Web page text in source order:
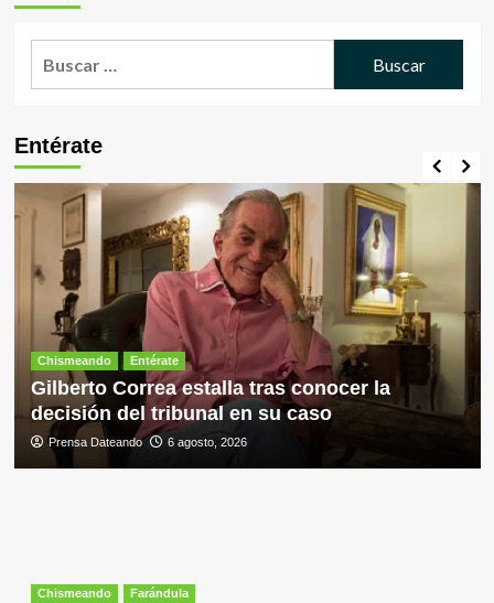
Entérate
Chismeando Entérate
Gilberto Correa estalla tras conocer la
decisión del tribunal en su caso
Prensa Dateando 6 agosto, 2026
Chismeando Farándula